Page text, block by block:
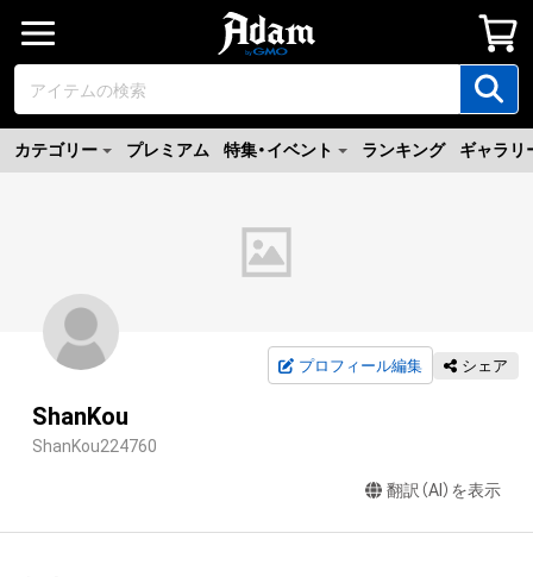
カテゴリー プレミアム 特集・イベント ランキング ギャラリ
プロフィール編集 シェア
ShanKou
ShanKou224760
翻訳（AI）を表示